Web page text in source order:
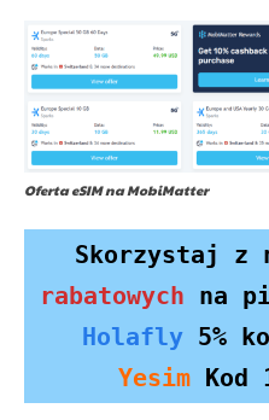
3$
dla
SKOPIUJ i
KOD
dla
Oferta eSIM na MobiMatter
Skorzystaj z
rabatowych na
Holafly 5%
Yesim Kod